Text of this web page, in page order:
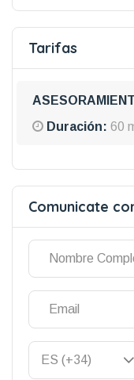
Tarifas
Duración: 60
Comunicate